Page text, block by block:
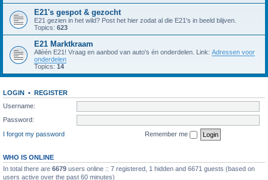
E21's gespot & gezocht
E21 gezien in het wild? Post het hier zodat al die E21's in beeld blijven.
Topics: 623
E21 Marktkraam
Alléén E21! Vraag en aanbod van auto's én onderdelen. Link: Adressen voor
onderdelen
Topics: 14
LOGIN • REGISTER
Username:
Password:
I forgot my password
Remember me
WHO IS ONLINE
In total there are 6679 users online :: 7 registered, 1 hidden and 6671 guests (based on
users active over the past 60 minutes)